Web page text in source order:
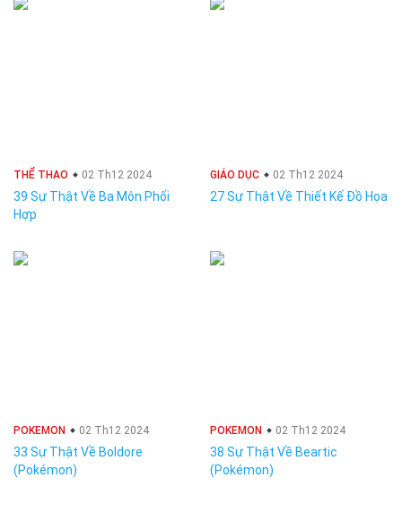
THỂ THAO 02 Th12 2024
39 Sự Thật Về Ba Môn Phối
Hợp
GIÁO DỤC 02 Th12 2024
27 Sự Thật Về Thiết Kế Đồ Họa
POKEMON 02 Th12 2024
33 Sự Thật Về Boldore
(Pokémon)
POKEMON 02 Th12 2024
38 Sự Thật Về Beartic
(Pokémon)